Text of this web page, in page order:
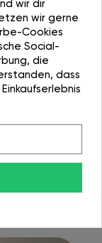
wir dir
wir gerne
Cookies
Social-
die
dass